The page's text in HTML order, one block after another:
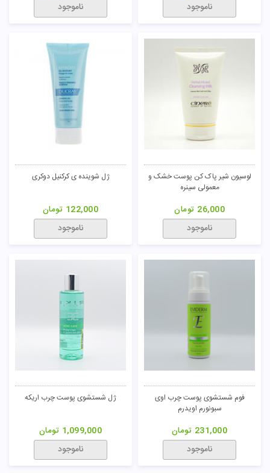
ناموجود
ناموجود
لوسیون شیر پاک کن پوست خشک و
معمولی سینره
26,000 تومان
ناموجود
ژل شوینده ی کرکنیل دوکری
122,000 تومان
ناموجود
فوم شستشوی پوست چرب اوی
سبونورم اویدرم
231,000 تومان
ناموجود
ژل شستشوی پوست چرب اریکه
1,099,000 تومان
ناموجود